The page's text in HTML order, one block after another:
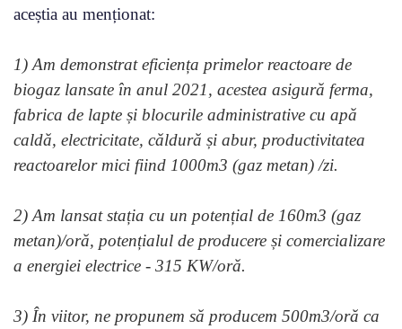
aceștia au menționat:
1) Am demonstrat eficiența primelor reactoare de
biogaz lansate în anul 2021, acestea asigură ferma,
fabrica de lapte și blocurile administrative cu apă
caldă, electricitate, căldură și abur, productivitatea
reactoarelor mici fiind 1000m3 (gaz metan) /zi.
2) Am lansat stația cu un potențial de 160m3 (gaz
metan)/oră, potențialul de producere și comercializare
a energiei electrice - 315 KW/oră.
3) În viitor, ne propunem să producem 500m3/oră ca